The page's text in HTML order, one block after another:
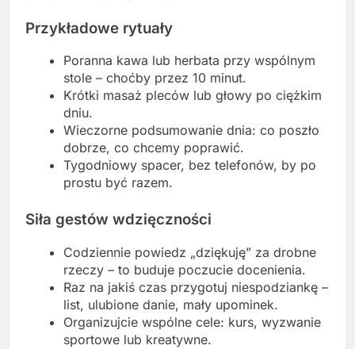
Przykładowe rytuały
Poranna kawa lub herbata przy wspólnym
stole – choćby przez 10 minut.
Krótki masaż pleców lub głowy po ciężkim
dniu.
Wieczorne podsumowanie dnia: co poszło
dobrze, co chcemy poprawić.
Tygodniowy spacer, bez telefonów, by po
prostu być razem.
Siła gestów wdzięczności
Codziennie powiedz „dziękuję” za drobne
rzeczy – to buduje poczucie docenienia.
Raz na jakiś czas przygotuj niespodziankę –
list, ulubione danie, mały upominek.
Organizujcie wspólne cele: kurs, wyzwanie
sportowe lub kreatywne.